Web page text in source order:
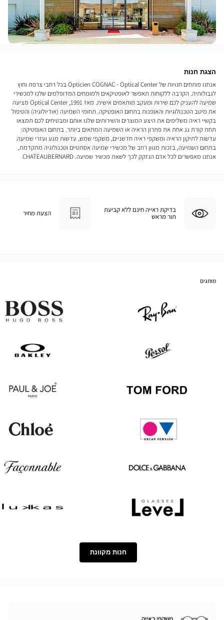
הצגת חנות
אנחנו פותחים חנויות של Opticien COGNAC - Optical Center בכל רחבי צרפת וחוץ
לגבולותיה. הקרבה ללקוחות תאפשר לאופטיקאים ולמומחים המדופלמים שלנו למכשירי
שמיעה להעניק לכם שירות ומעקב מותאמים אישית. מאז 1991, Optical Center מציעה
את מיטב הטכנולוגיות והאופנות בתחום האופטיקה. תחומי השמיעה (אודיולוגיה) והטיפול
בקשיי ראיה משלימים את היצע המוצרים והשירותים שלנו אותם ומבטיחים לכם תמצאו
תחת קורת גג אחת את פתרון הראיה או השמיעה המתאים ביותר. בתחום האופטיקה:
עדשות לתיקון הראיה ומשקפי ראיה חדשניים, משקפי שמש, עדשות מגע ועזרי שמיעה.
בתחום השמיעה, בזכות מגוון רחב של מכשירי שמיעה אסתטיים וטכנולוגיה מתקדמת,
אנחנו מאפשרים לכל אדם הנזקק לכך לשאת מכשיר שמיעה. CHATEAUBERNARD
בדיקת ראייה חינם ללא קביעת
תור מראש
הצעת מחיר
מותגים
חנות מקוונת